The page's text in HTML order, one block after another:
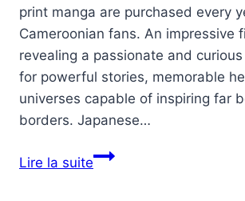
print manga are purchased every
Cameroonian fans. An impressive
revealing a passionate and
for powerful stories, memorable
universes capable of inspiring far
borders. Japanese…
Lire la suiteReytac